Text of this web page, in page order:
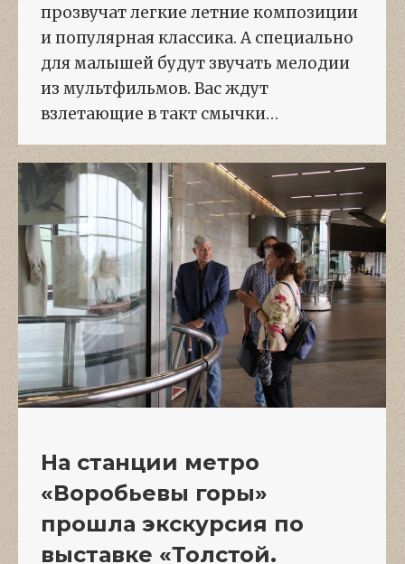
прозвучат легкие летние композиции
и популярная классика. А специально
для малышей будут звучать мелодии
из мультфильмов. Вас ждут
взлетающие в такт смычки…
На станции метро
«Воробьевы горы»
прошла экскурсия по
выставке «Толстой.